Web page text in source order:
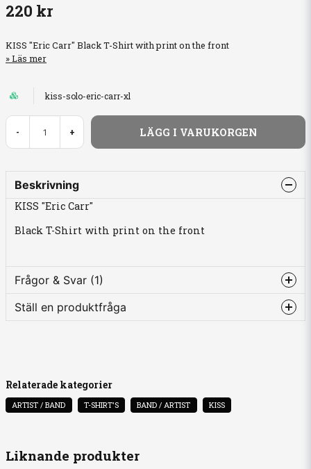
220 kr
KISS "Eric Carr" Black T-Shirt with print on the front
Läs mer
kiss-solo-eric-carr-xl
- + LÄGG I VARUKORGEN
Beskrivning
KISS "Eric Carr"
Black T-Shirt with print on the front
Frågor & Svar (1)
ja
Ställ en produktfråga
name
Namn
Liknande produkter
Relaterade kategorier
ARTIST / BAND T-SHIRT'S BAND / ARTIST KISS